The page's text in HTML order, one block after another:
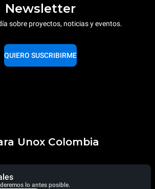
Newsletter
sobre proyectos, noticias y eventos.
QUIERO SUSCRIBIRME
Unox Colombia
lo antes posible.